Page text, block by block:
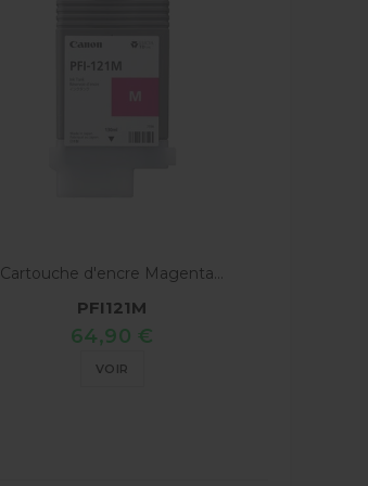
Cartouche d'encre Magenta...
PFI121M
64,90 €
VOIR